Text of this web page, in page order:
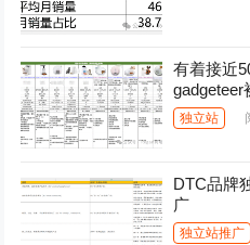
有着接近
gadgeteer
独立站
DTC品牌
广
独立站推广